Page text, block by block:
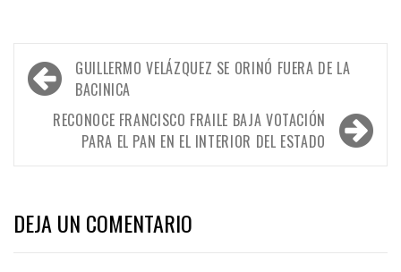
Navegación
de
entradas
GUILLERMO VELÁZQUEZ SE ORINÓ FUERA DE LA
BACINICA
RECONOCE FRANCISCO FRAILE BAJA VOTACIÓN
PARA EL PAN EN EL INTERIOR DEL ESTADO
DEJA UN COMENTARIO